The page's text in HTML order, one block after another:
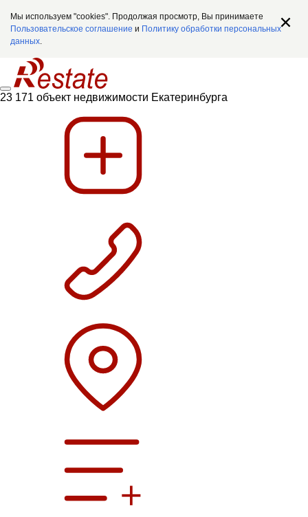
Мы используем "cookies". Продолжая просмотр, Вы принимаете
Пользовательское соглашение и Политику обработки персональных
данных.
23 171 объект недвижимости Екатеринбурга